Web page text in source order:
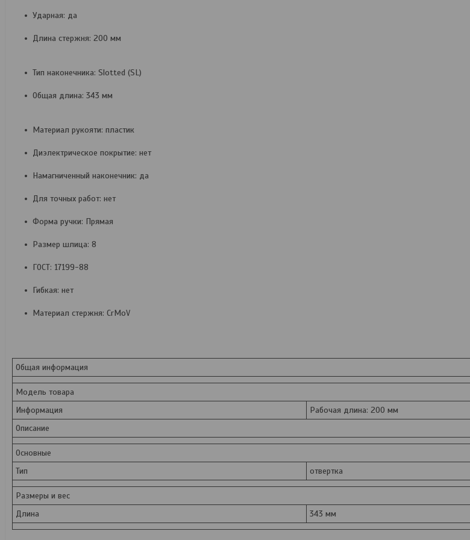
Ударная: да
Длина стержня: 200 мм
Тип наконечника: Slotted (SL)
Общая длина: 343 мм
Материал рукояти: пластик
Диэлектрическое покрытие: нет
Намагниченный наконечник: да
Для точных работ: нет
Форма ручки: Прямая
Размер шлица: 8
ГОСТ: 17199-88
Гибкая: нет
Материал стержня: CrMoV
Общая информация
Модель товара
Информация
Рабочая длина: 200 мм
Описание
Основные
Тип
отвертка
Размеры и вес
Длина
343 мм